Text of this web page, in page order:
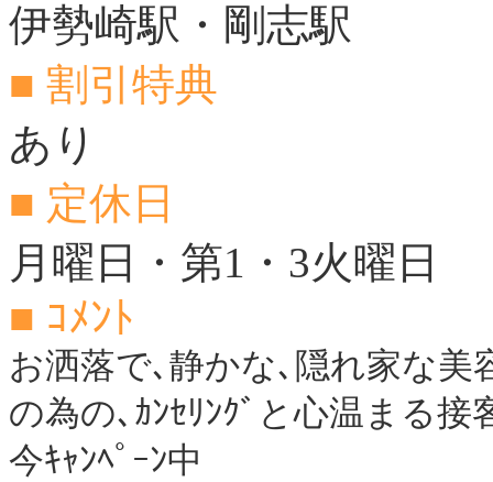
伊勢崎駅・剛志駅
■ 割引特典
あり
■ 定休日
月曜日・第1・3火曜日
■ ｺﾒﾝﾄ
お洒落で､静かな､隠れ家な美
の為の､ｶﾝｾﾘﾝｸﾞと心温まる
今ｷｬﾝﾍﾟｰﾝ中